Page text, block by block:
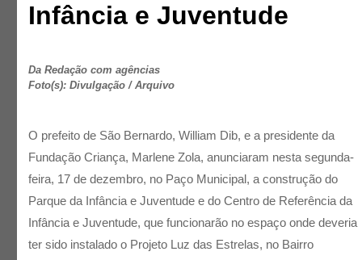
Infância e Juventude
Da Redação com agências
Foto(s): Divulgação / Arquivo
O prefeito de São Bernardo, William Dib, e a presidente da
Fundação Criança, Marlene Zola, anunciaram nesta segunda-
feira, 17 de dezembro, no Paço Municipal, a construção do
Parque da Infância e Juventude e do Centro de Referência da
Infância e Juventude, que funcionarão no espaço onde deveria
ter sido instalado o Projeto Luz das Estrelas, no Bairro